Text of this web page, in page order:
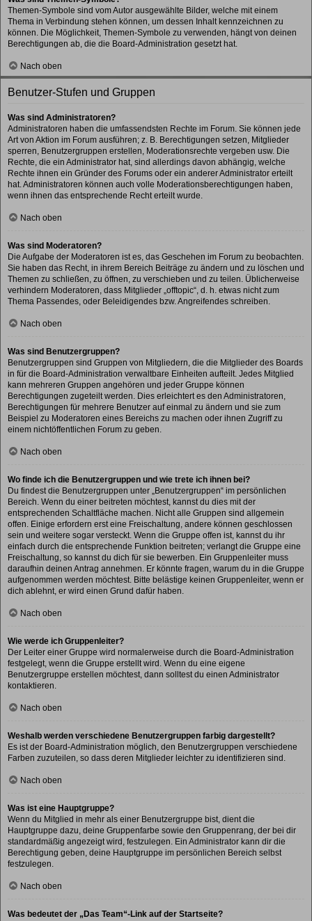
Themen-Symbole sind vom Autor ausgewählte Bilder, welche mit einem
Thema in Verbindung stehen können, um dessen Inhalt kennzeichnen zu
können. Die Möglichkeit, Themen-Symbole zu verwenden, hängt von deinen
Berechtigungen ab, die die Board-Administration gesetzt hat.
Nach oben
Benutzer-Stufen und Gruppen
Was sind Administratoren?
Administratoren haben die umfassendsten Rechte im Forum. Sie können jede
Art von Aktion im Forum ausführen; z. B. Berechtigungen setzen, Mitglieder
sperren, Benutzergruppen erstellen, Moderationsrechte vergeben usw. Die
Rechte, die ein Administrator hat, sind allerdings davon abhängig, welche
Rechte ihnen ein Gründer des Forums oder ein anderer Administrator erteilt
hat. Administratoren können auch volle Moderationsberechtigungen haben,
wenn ihnen das entsprechende Recht erteilt wurde.
Nach oben
Was sind Moderatoren?
Die Aufgabe der Moderatoren ist es, das Geschehen im Forum zu beobachten.
Sie haben das Recht, in ihrem Bereich Beiträge zu ändern und zu löschen und
Themen zu schließen, zu öffnen, zu verschieben und zu teilen. Üblicherweise
verhindern Moderatoren, dass Mitglieder „offtopic“, d. h. etwas nicht zum
Thema Passendes, oder Beleidigendes bzw. Angreifendes schreiben.
Nach oben
Was sind Benutzergruppen?
Benutzergruppen sind Gruppen von Mitgliedern, die die Mitglieder des Boards
in für die Board-Administration verwaltbare Einheiten aufteilt. Jedes Mitglied
kann mehreren Gruppen angehören und jeder Gruppe können
Berechtigungen zugeteilt werden. Dies erleichtert es den Administratoren,
Berechtigungen für mehrere Benutzer auf einmal zu ändern und sie zum
Beispiel zu Moderatoren eines Bereichs zu machen oder ihnen Zugriff zu
einem nichtöffentlichen Forum zu geben.
Nach oben
Wo finde ich die Benutzergruppen und wie trete ich ihnen bei?
Du findest die Benutzergruppen unter „Benutzergruppen“ im persönlichen
Bereich. Wenn du einer beitreten möchtest, kannst du dies mit der
entsprechenden Schaltfläche machen. Nicht alle Gruppen sind allgemein
offen. Einige erfordern erst eine Freischaltung, andere können geschlossen
sein und weitere sogar versteckt. Wenn die Gruppe offen ist, kannst du ihr
einfach durch die entsprechende Funktion beitreten; verlangt die Gruppe eine
Freischaltung, so kannst du dich für sie bewerben. Ein Gruppenleiter muss
daraufhin deinen Antrag annehmen. Er könnte fragen, warum du in die Gruppe
aufgenommen werden möchtest. Bitte belästige keinen Gruppenleiter, wenn er
dich ablehnt, er wird einen Grund dafür haben.
Nach oben
Wie werde ich Gruppenleiter?
Der Leiter einer Gruppe wird normalerweise durch die Board-Administration
festgelegt, wenn die Gruppe erstellt wird. Wenn du eine eigene
Benutzergruppe erstellen möchtest, dann solltest du einen Administrator
kontaktieren.
Nach oben
Weshalb werden verschiedene Benutzergruppen farbig dargestellt?
Es ist der Board-Administration möglich, den Benutzergruppen verschiedene
Farben zuzuteilen, so dass deren Mitglieder leichter zu identifizieren sind.
Nach oben
Was ist eine Hauptgruppe?
Wenn du Mitglied in mehr als einer Benutzergruppe bist, dient die
Hauptgruppe dazu, deine Gruppenfarbe sowie den Gruppenrang, der bei dir
standardmäßig angezeigt wird, festzulegen. Ein Administrator kann dir die
Berechtigung geben, deine Hauptgruppe im persönlichen Bereich selbst
festzulegen.
Nach oben
Was bedeutet der „Das Team“-Link auf der Startseite?